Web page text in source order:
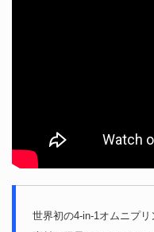
世界初の4-in-1オムニプリ